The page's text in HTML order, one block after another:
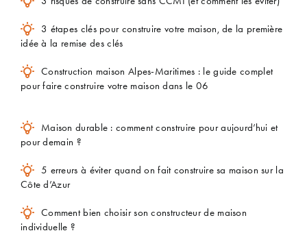
3 étapes clés pour construire votre maison, de la première
idée à la remise des clés
Construction maison Alpes-Maritimes : le guide complet
pour faire construire votre maison dans le 06
Maison durable : comment construire pour aujourd’hui et
pour demain ?
5 erreurs à éviter quand on fait construire sa maison sur la
Côte d’Azur
Comment bien choisir son constructeur de maison
individuelle ?